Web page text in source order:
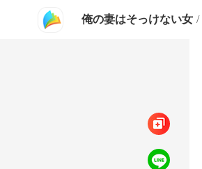
俺の妻はそっけない女 /